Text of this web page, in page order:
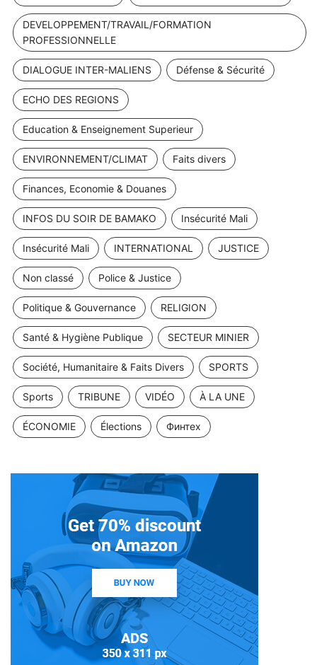
DEVELOPPEMENT/TRAVAIL/FORMATION
PROFESSIONNELLE
DIALOGUE INTER-MALIENS Défense & Sécurité
ECHO DES REGIONS
Education & Enseignement Superieur
ENVIRONNEMENT/CLIMAT Faits divers
Finances, Economie & Douanes
INFOS DU SOIR DE BAMAKO Insécurité Mali
Insécurité Mali INTERNATIONAL JUSTICE
Non classé Police & Justice
Politique & Gouvernance RELIGION
Santé & Hygiène Publique SECTEUR MINIER
Société, Humanitaire & Faits Divers SPORTS
Sports TRIBUNE VIDÉO À LA UNE
ÉCONOMIE Élections Финтех